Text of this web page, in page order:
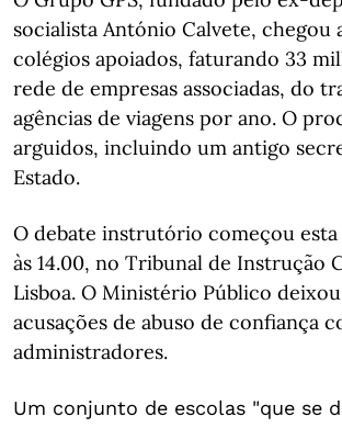
socialista António Calvete, chegou
colégios apoiados, faturando 33
rede de empresas associadas, do
agências de viagens por ano. O
arguidos, incluindo um antigo
Estado.
O debate instrutório começou
às 14.00, no Tribunal de Instrução
Lisboa. O Ministério Público
acusações de abuso de confiança
administradores.
Um conjunto de escolas "que se